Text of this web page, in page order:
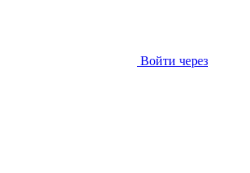
Войти через